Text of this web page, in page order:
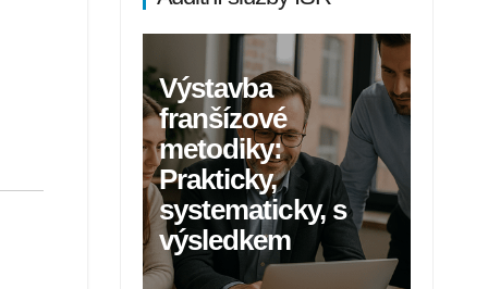
Výstavba
franšízové
metodiky:
Prakticky,
systematicky, s
výsledkem